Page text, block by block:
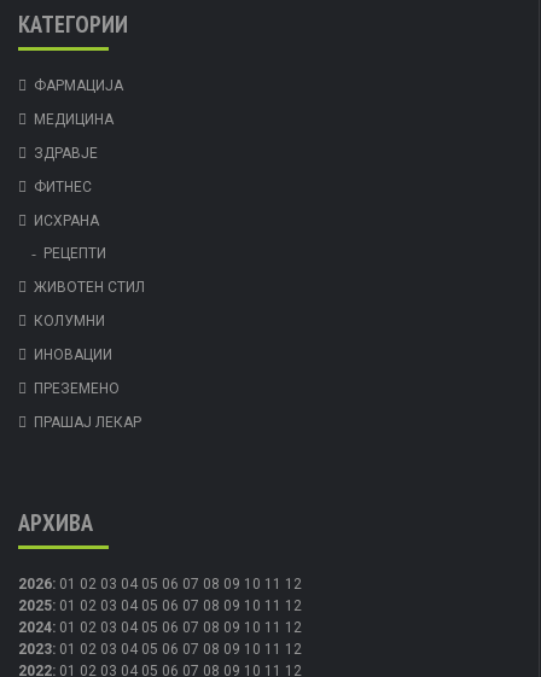
КАТЕГОРИИ
ФАРМАЦИЈА
МЕДИЦИНА
ЗДРАВЈЕ
ФИТНЕС
ИСХРАНА
РЕЦЕПТИ
ЖИВОТЕН СТИЛ
КОЛУМНИ
ИНОВАЦИИ
ПРЕЗЕМЕНО
ПРАШАЈ ЛЕКАР
АРХИВА
2026: 01 02 03 04 05 06 07 08 09 10 11 12
2025: 01 02 03 04 05 06 07 08 09 10 11 12
2024: 01 02 03 04 05 06 07 08 09 10 11 12
2023: 01 02 03 04 05 06 07 08 09 10 11 12
2022: 01 02 03 04 05 06 07 08 09 10 11 12